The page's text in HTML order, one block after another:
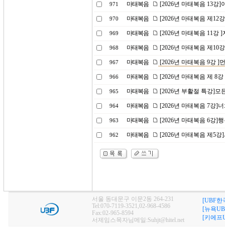
971 마태복음 [2026년 마태복음 13강]
970 마태복음 [2026년 마태복음 제12
969 마태복음 [2026년 마태복음 11강
968 마태복음 [2026년 마태복음 제10
967 마태복음 [2026년 마태복음 9강 ]
966 마태복음 [2026년 마태복음 제 8
965 마태복음 [2026년 부활절 특강]모
964 마태복음 [2026년 마태복음 7강]
963 마태복음 [2026년 마태복음 6강]
962 마태복음 [2026년 마태복음 제5
서울 동대문구 이문2동 264-231
Tel:070-7119-3521,02-968-4586
Fax:02-965-8594
서제임스목자님메일:Suhjt@hitel.net
[UBF한
[뉴욕
[키에프